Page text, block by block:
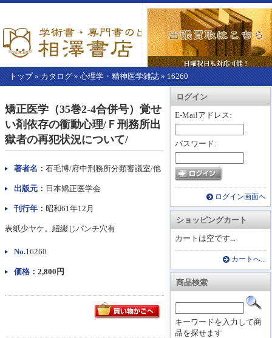
トップ» カタログ » 心理学・精神医学雑誌 » 16260
カートを見る
ログイン
E-Mailアドレス:
パスワード:
ログイン画面へ
ショッピングカート
カートは空です...
カートへ...
商品検索
キーワードを入力して商
品を探せます
こ
か
ら
本
文】
矯正医学（35巻2-4合併号）覚せ
い剤依存の衝動心理/Ｆ刑務所出
獄者の再犯状況について/
著者名： 石毛博/府中刑務所分類審議室/他
出版元： 日本矯正医学会
刊行年： 昭和61年12月
表紙少ヤケ。紐綴じパンチ穴有
No.16260
価格： 2,800円